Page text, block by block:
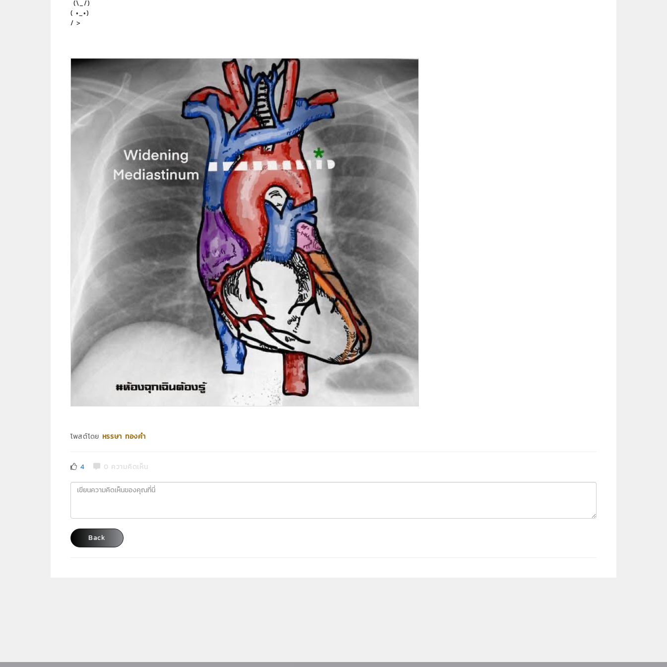
(\_/)
( •_•)
/ >
โพสต์โดย หรรษา ทองคำ
4 0 ความคิดเห็น
Back